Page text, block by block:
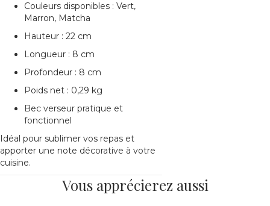
Couleurs disponibles : Vert,
Marron, Matcha
Hauteur : 22 cm
Longueur : 8 cm
Profondeur : 8 cm
Poids net : 0,29 kg
Bec verseur pratique et
fonctionnel
Idéal pour sublimer vos repas et
apporter une note décorative à votre
cuisine.
Vous apprécierez aussi